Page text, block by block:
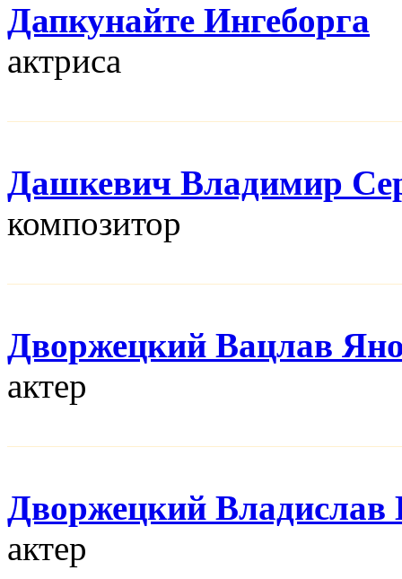
Дапкунайте Ингеборга
актриса
Дашкевич Владимир
композитор
Дворжецкий Вацлав
актер
Дворжецкий Владислав
актер